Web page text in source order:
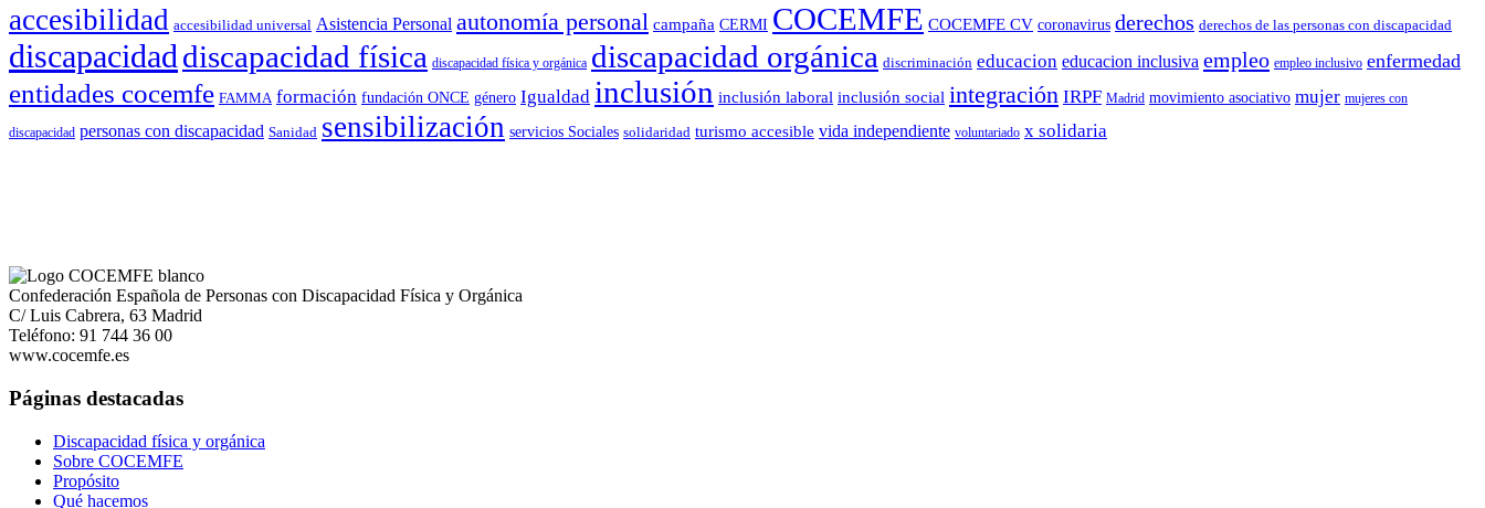
accesibilidad accesibilidad universal Asistencia Personal autonomía personal campaña CERMI COCEMFE COCEMFE CV coronavirus derechos derechos de las personas con discapacidad
discapacidad discapacidad física discapacidad física y orgánica discapacidad orgánica discriminación educacion educacion inclusiva empleo empleo inclusivo enfermedad
entidades cocemfe FAMMA formación fundación ONCE género Igualdad inclusión inclusión laboral inclusión social integración IRPF Madrid movimiento asociativo mujer mujeres con
discapacidad personas con discapacidad Sanidad sensibilización servicios Sociales solidaridad turismo accesible vida independiente voluntariado x solidaria
Confederación Española de Personas con Discapacidad Física y Orgánica
C/ Luis Cabrera, 63 Madrid
Teléfono: 91 744 36 00
www.cocemfe.es
Páginas destacadas
Discapacidad física y orgánica
Sobre COCEMFE
Propósito
Qué hacemos